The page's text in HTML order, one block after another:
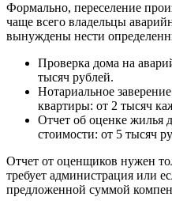
Формально, переселение
чаще всего владельцы
вынуждены нести
Проверка дома на
тысяч рублей.
Нотариальное
квартиры: от 2 тысяч
Отчет об оценке жилья
стоимости: от 5 тысяч
Отчет от оценщиков нужен
требует администрация или
предложенной суммой